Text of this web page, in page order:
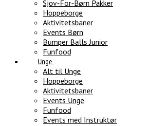
Sjov-For-Børn Pakker
Hoppeborge
Aktivitetsbaner
Events Børn
Bumper Balls Junior
Funfood
Unge
Alt til Unge
Hoppeborge
Aktivitetsbaner
Events Unge
Funfood
Events med Instruktør